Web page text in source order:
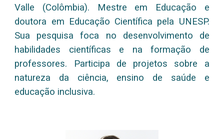
Valle (Colômbia). Mestre em Educação e
doutora em Educação Científica pela UNESP.
Sua pesquisa foca no desenvolvimento de
habilidades científicas e na formação de
professores. Participa de projetos sobre a
natureza da ciência, ensino de saúde e
educação inclusiva.